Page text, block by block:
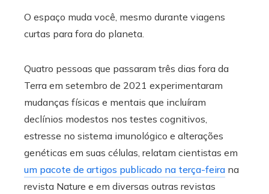
O espaço muda você, mesmo durante viagens
curtas para fora do planeta.
Quatro pessoas que passaram três dias fora da
Terra em setembro de 2021 experimentaram
mudanças físicas e mentais que incluíram
declínios modestos nos testes cognitivos,
estresse no sistema imunológico e alterações
genéticas em suas células, relatam cientistas em
um pacote de artigos publicado na terça-feira na
revista Nature e em diversas outras revistas